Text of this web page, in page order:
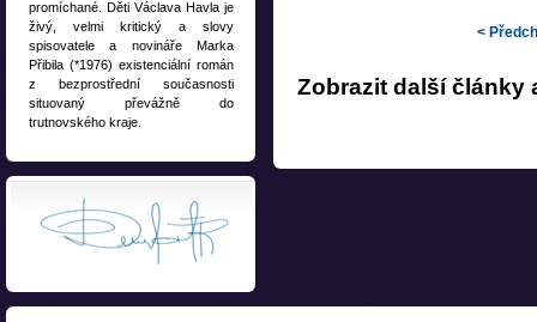
<
Zobrazit další články
Horkýže Slíže
Přijďte načerpat
promíchané. Děti Václava Havla je
živý, velmi kritický a slovy
spisovatele a novináře Marka
Přibila (*1976) existenciální román
z bezprostřední současnosti
situovaný převážně do
trutnovského kraje.